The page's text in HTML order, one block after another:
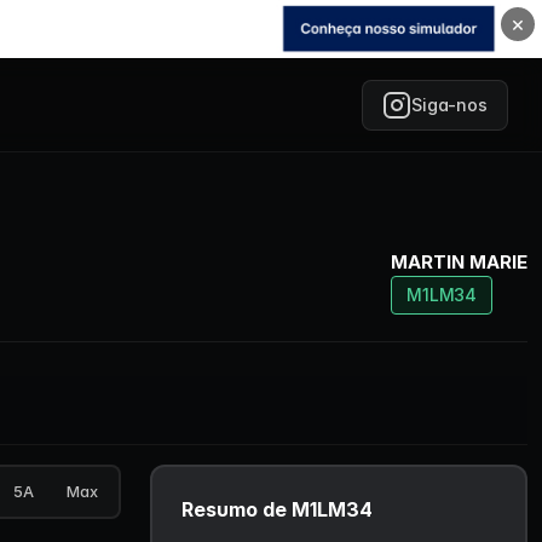
×
Siga-nos
MARTIN MARIE
M1LM34
5A Max
Resumo de M1LM34